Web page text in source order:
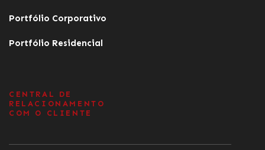
Portfólio Corporativo
Portfólio Residencial
CENTRAL DE
RELACIONAMENTO
COM O CLIENTE